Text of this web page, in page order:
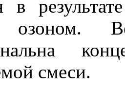
в
смеси.